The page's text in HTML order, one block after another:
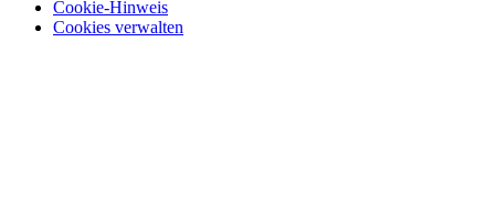
Cookie-Hinweis
Cookies verwalten